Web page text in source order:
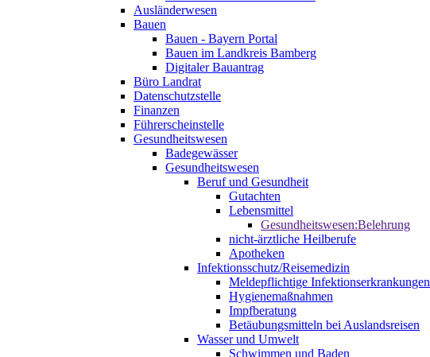
Ausländerwesen
Bauen
Bauen - Bayern Portal
Bauen im Landkreis Bamberg
Digitaler Bauantrag
Büro Landrat
Datenschutzstelle
Finanzen
Führerscheinstelle
Gesundheitswesen
Badegewässer
Gesundheitswesen
Beruf und Gesundheit
Gutachten
Lebensmittel
Gesundheitswesen:Belehrung
nicht-ärztliche Heilberufe
Apotheken
Infektionsschutz/Reisemedizin
Meldepflichtige Infektionserkrankungen
Hygienemaßnahmen
Impfberatung
Betäubungsmitteln bei Auslandsreisen
Wasser und Umwelt
Schwimmen und Baden